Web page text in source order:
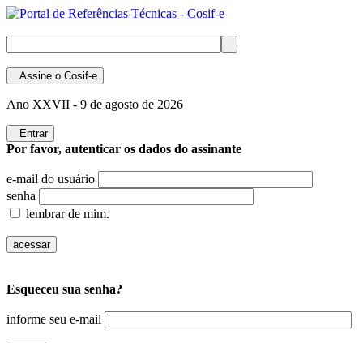
Assine o Cosif-e
Ano XXVII - 9 de agosto de 2026
Entrar
Por favor, autenticar os dados do assinante
e-mail do usuário
senha
lembrar de mim.
Esqueceu sua senha?
informe seu e-mail